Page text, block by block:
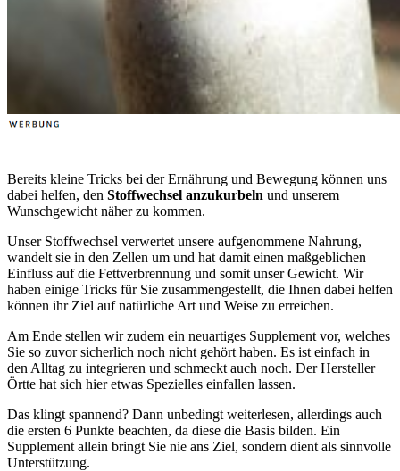
Bereits kleine Tricks bei der Ernährung und Bewegung können uns
dabei helfen, den Stoffwechsel anzukurbeln und unserem
Wunschgewicht näher zu kommen.
Unser Stoffwechsel verwertet unsere aufgenommene Nahrung,
wandelt sie in den Zellen um und hat damit einen maßgeblichen
Einfluss auf die Fettverbrennung und somit unser Gewicht. Wir
haben einige Tricks für Sie zusammengestellt, die Ihnen dabei helfen
können ihr Ziel auf natürliche Art und Weise zu erreichen.
Am Ende stellen wir zudem ein neuartiges Supplement vor, welches
Sie so zuvor sicherlich noch nicht gehört haben. Es ist einfach in
den Alltag zu integrieren und schmeckt auch noch. Der Hersteller
Örtte hat sich hier etwas Spezielles einfallen lassen.
Das klingt spannend? Dann unbedingt weiterlesen, allerdings auch
die ersten 6 Punkte beachten, da diese die Basis bilden. Ein
Supplement allein bringt Sie nie ans Ziel, sondern dient als sinnvolle
Unterstützung.